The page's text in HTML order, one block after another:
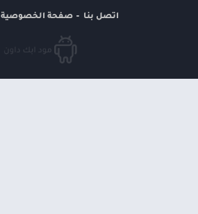
اتصل بنا صفحة الخصوصية